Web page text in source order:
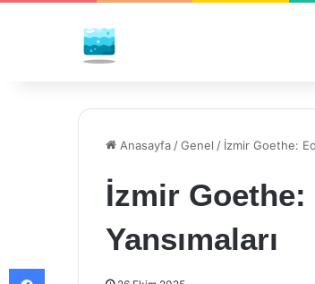
Anasayfa /Genel / İzmir Goethe:
İzmir Goethe:
Yansımaları
Facebook